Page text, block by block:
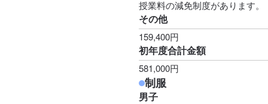
授業料の減免制度があります。
その他
159,400円
初年度合計金額
581,000円
制服
男子